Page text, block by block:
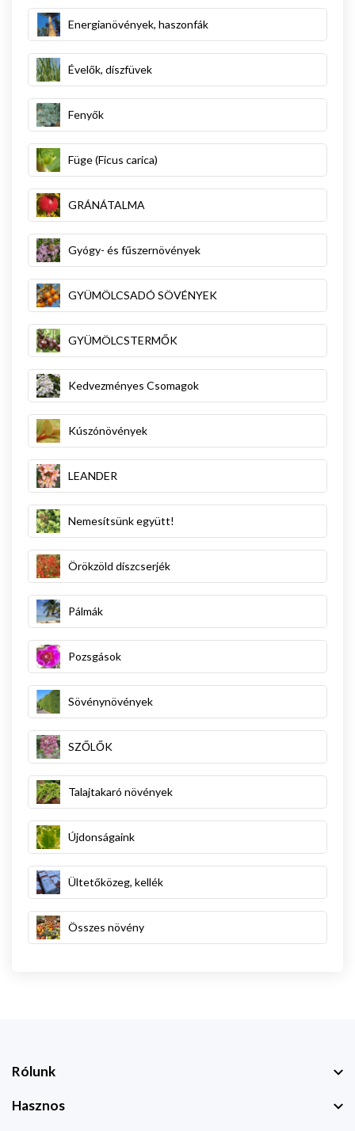
Energianövények, haszonfák
Évelők, díszfüvek
Fenyők
Füge (Ficus carica)
GRÁNÁTALMA
Gyógy- és fűszernövények
GYÜMÖLCSADÓ SÖVÉNYEK
GYÜMÖLCSTERMŐK
Kedvezményes Csomagok
Kúszónövények
LEANDER
Nemesítsünk együtt!
Örökzöld díszcserjék
Pálmák
Pozsgások
Sövénynövények
SZŐLŐK
Talajtakaró növények
Újdonságaink
Ültetőközeg, kellék
Összes növény
Rólunk
Hasznos